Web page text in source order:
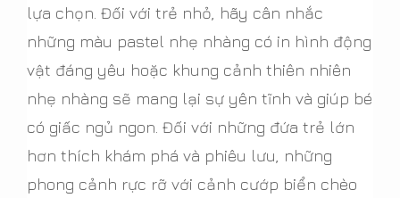
lựa chọn. Đối với trẻ nhỏ, hãy cân nhắc
những màu pastel nhẹ nhàng có in hình động
vật đáng yêu hoặc khung cảnh thiên nhiên
nhẹ nhàng sẽ mang lại sự yên tĩnh và giúp bé
có giấc ngủ ngon. Đối với những đứa trẻ lớn
hơn thích khám phá và phiêu lưu, những
phong cảnh rực rỡ với cảnh cướp biển chèo